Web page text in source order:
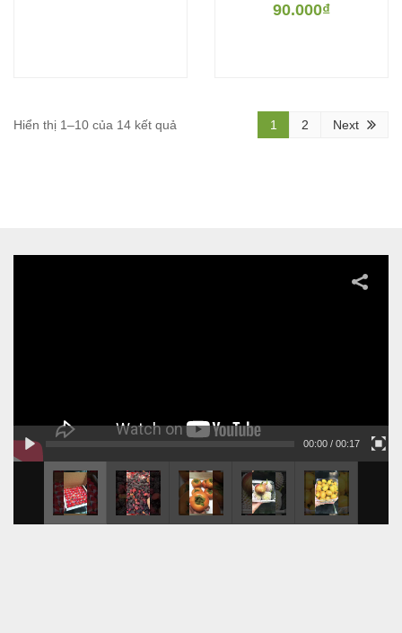
90.000₫
Hiển thị 1–10 của 14 kết quả 1 2 Next
00:00 / 00:17